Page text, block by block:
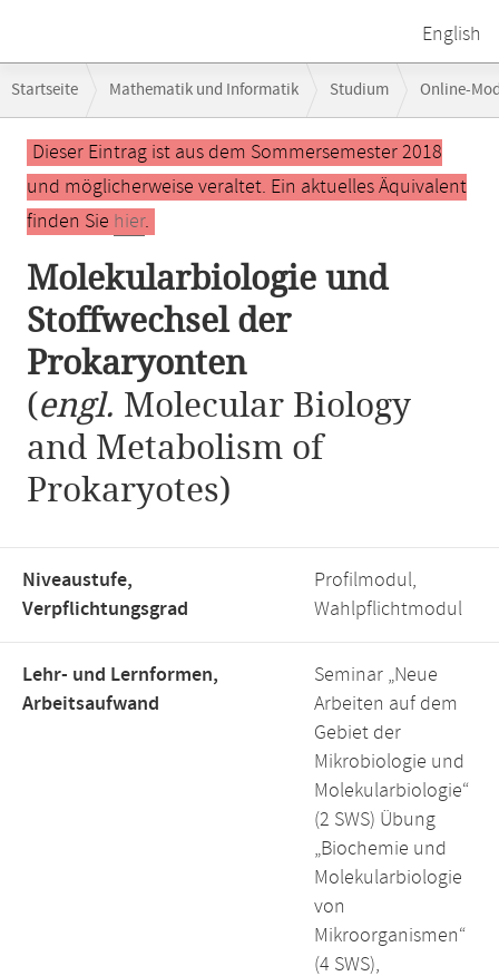
English
Navigation
Startseite Mathematik und Informatik Studium Online-
Hauptinhalt
Dieser Eintrag ist aus dem Sommersemester 2018
und möglicherweise veraltet. Ein aktuelles Äquivalent
finden Sie hier.
Molekularbiologie und
Stoffwechsel der
Prokaryonten
(engl. Molecular Biology
and Metabolism of
Prokaryotes)
Niveaustufe,
Verpflichtungsgrad
Profilmodul,
Wahlpflichtmodul
Lehr- und Lernformen,
Arbeitsaufwand
Seminar „Neue
Arbeiten auf dem
Gebiet der
Mikrobiologie und
Molekularbiologie“
(2 SWS) Übung
„Biochemie und
Molekularbiologie
von
Mikroorganismen“
(4 SWS),